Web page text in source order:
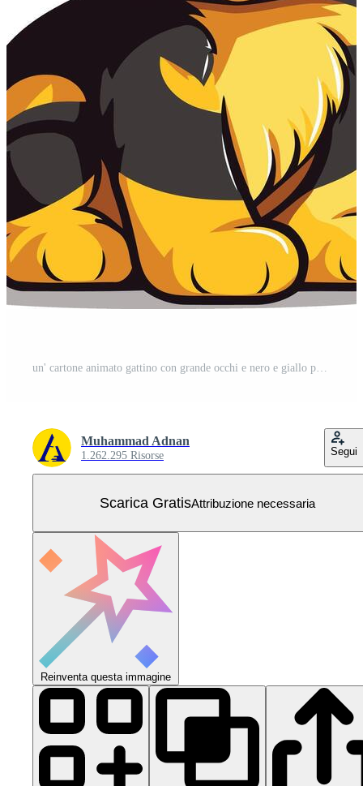
un' cartone animato gattino con grande occhi e nero e giallo pelliccia Vettore Gratuito
Muhammad Adnan
1.262.295 Risorse Segui
Scarica GratisAttribuzione necessaria
Reinventa questa immagine